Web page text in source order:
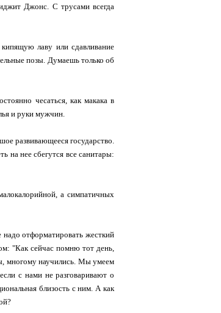
Джонс. С трусами всегда
лаву или сдавливание
позы. Думаешь только об
чесаться, как макака в
и руки мужчин.
развивающееся государство.
на нее сбегутся все санитары:
а симпатичных
отформатировать жесткий
"Как сейчас помню тот день,
многому научились. Мы умеем
с нами не разговаривают о
близость с ним. А как